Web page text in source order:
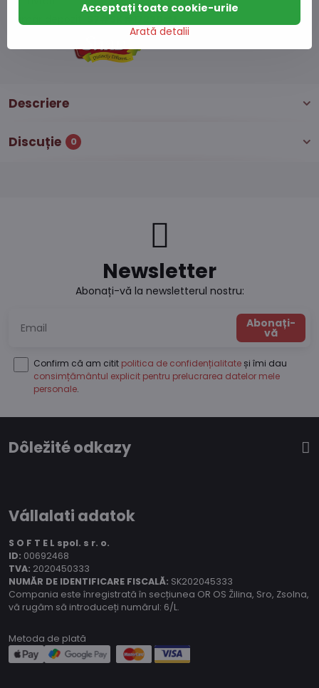
Număr depozit:
Descriere
Discuție 0
Newsletter
Abonați-vă la newsletterul nostru:
Abonați-
vă
Confirm că am citit politica de confidențialitate și îmi dau
consimțământul explicit pentru prelucrarea datelor mele
personale.
Dôležité odkazy
Vállalati adatok
S O F T E L spol. s r. o.
ID: 00692468
TVA: 2020450333
NUMĂR DE IDENTIFICARE FISCALĂ: SK202045333
Compania este înregistrată în secțiunea OR OS Žilina, Sro, Zsolna,
vă rugăm să introduceți numărul: 6/L.
Metoda de plată
Arată detalii
Acceptați toate cookie-urile